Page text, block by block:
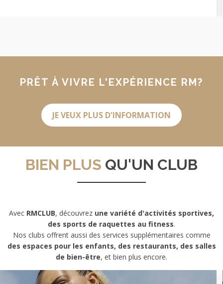
PRÊT À VIVRE L'EXPÉRIENCE RM?
JE VEUX PLUS D'INFORMATION
BIEN PLUS QU'UN CLUB
Avec RMCLUB, découvrez une variété d'activités sportives,
des sports de raquettes au fitness.
Nos clubs offrent aussi des services supplémentaires comme
des espaces pour les enfants, des restaurants, des salles
de bien-être, et bien plus encore.